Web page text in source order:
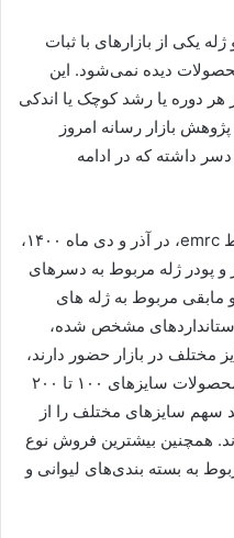
یکی از بازارهای با ثبات
دیده نمی‌شود. این
هر دوره یا رشد کوچک یا اندکی
بازار رسانه امروز
دسر داشته که در ادامه
emrc
، در آذر و دی ماه ۱۴۰۰،
و پودر ژله مربوط به دسرهای
و مابقی مربوط به ژله های
مشخص شده،
دسر و پودر ژله در ۱۷ سایز مختلف در بازار حضور دارند،
که پرفروش‌ترین سایزبندی‌های این محصولات سایزهای ۱۰۰ تا ۲۰۰
که بیش از ۹۰ درصد سهم سایزهای مختلف را از
همچنین بیشترین فروش نوع
به بسته بندی‌های لیوانی و